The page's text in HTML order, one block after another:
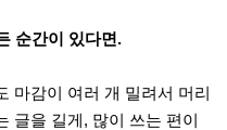
순간이 있다면.
마감이 여러 개 밀려서 머리
글을 길게, 많이 쓰는 편이